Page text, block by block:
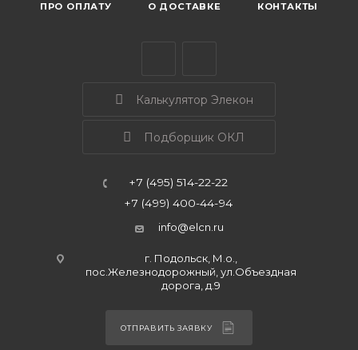
ПРО ОПЛАТУ О ДОСТАВКЕ КОНТАКТЫ
Калькулятор Элекон
Подборщик ОКЛ
+7 (495) 514-22-22
+7 (499) 400-44-94
info@elcn.ru
г. Подольск, М.о.,
пос.Железнодорожный, ул.Объездная
дорога, д.9
ОТПРАВИТЬ ЗАЯВКУ